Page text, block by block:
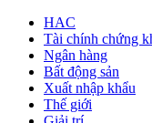
HAC
Tài chính chứng
Ngân hàng
Bất động sản
Xuất nhập khẩu
Thế giới